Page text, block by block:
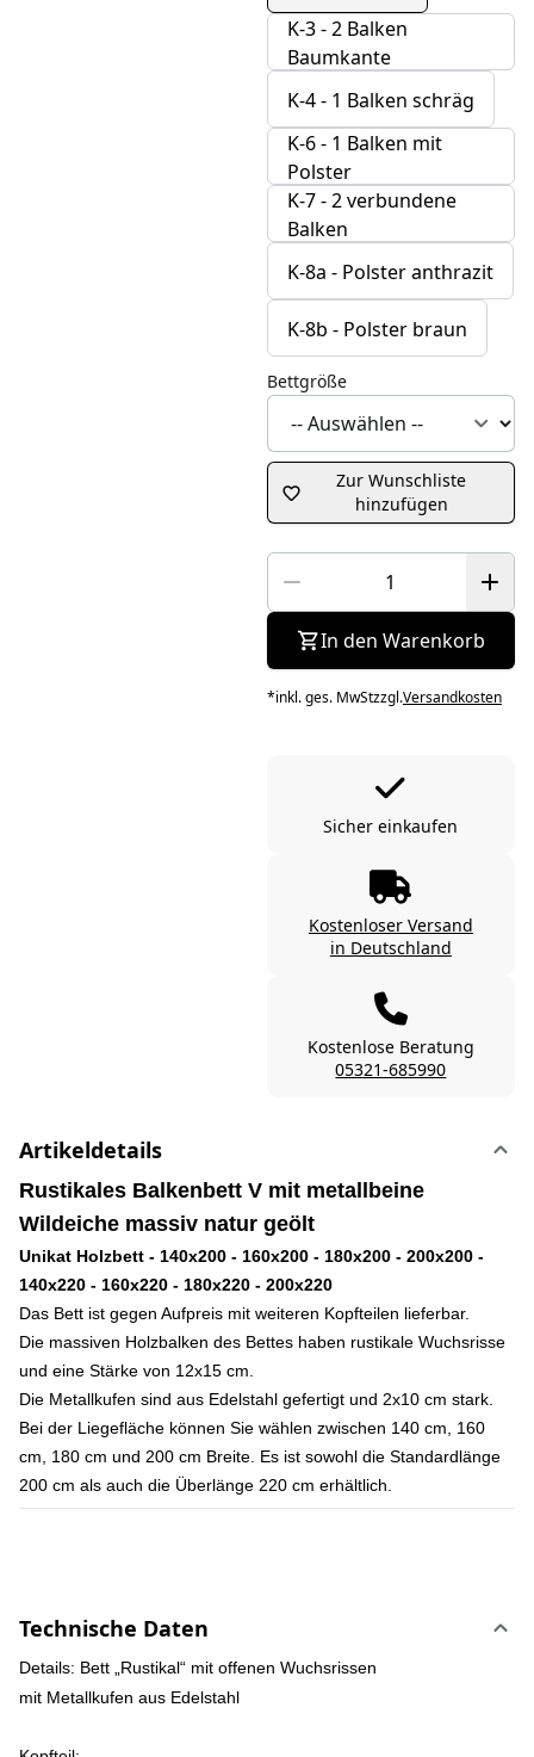
K-3 - 2 Balken
Baumkante
K-4 - 1 Balken schräg
K-6 - 1 Balken mit
Polster
K-7 - 2 verbundene
Balken
K-8a - Polster anthrazit
K-8b - Polster braun
Bettgröße
Zur Wunschliste
hinzufügen
In den Warenkorb
*inkl. ges. MwStzzgl.Versandkosten
Sicher einkaufen
Kostenloser Versand
in Deutschland
Kostenlose Beratung
05321-685990
Artikeldetails
Rustikales Balkenbett V mit metallbeine
Wildeiche massiv natur geölt
Unikat Holzbett - 140x200 - 160x200 - 180x200 - 200x200 -
140x220 - 160x220 - 180x220 - 200x220
Das Bett ist gegen Aufpreis mit weiteren Kopfteilen lieferbar.
Die massiven Holzbalken des Bettes haben rustikale Wuchsrisse
und eine Stärke von 12x15 cm.
Die Metallkufen sind aus Edelstahl gefertigt und 2x10 cm stark.
Bei der Liegefläche können Sie wählen zwischen 140 cm, 160
cm, 180 cm und 200 cm Breite. Es ist sowohl die Standardlänge
200 cm als auch die Überlänge 220 cm erhältlich.
Technische Daten
Details: Bett „Rustikal“ mit offenen Wuchsrissen
mit Metallkufen aus Edelstahl